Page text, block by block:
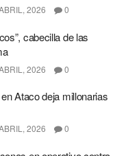
2026 0
cabecilla de las
2026 0
Ataco deja millonarias
2026 0